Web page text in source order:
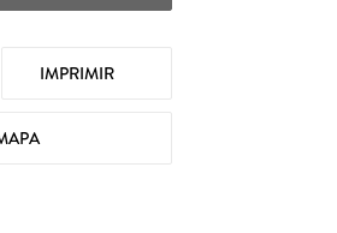
IMPRIMIR